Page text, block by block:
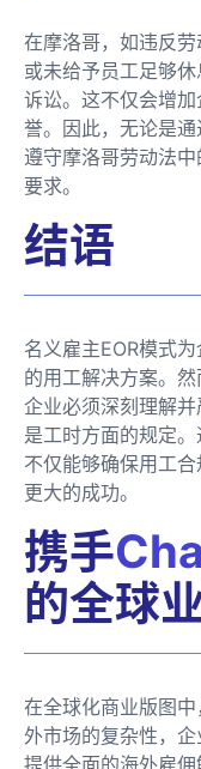
在摩洛哥，如违反
或未给予员工足够
诉讼。这不仅会增
誉。因此，无论是
遵守摩洛哥劳动法
要求。
结语
名义雇主EOR模式
的用工解决方案。然
企业必须深刻理解
是工时方面的规定
不仅能够确保用工
更大的成功。
携手
的全球
在全球化商业版图
外市场的复杂性，企
提供全面的海外雇佣